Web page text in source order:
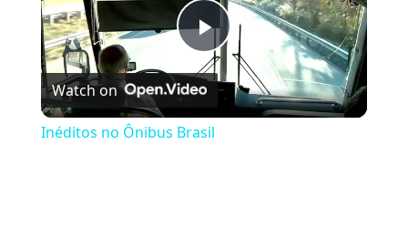
Play Video
Watch on
Inéditos no Ônibus Brasil